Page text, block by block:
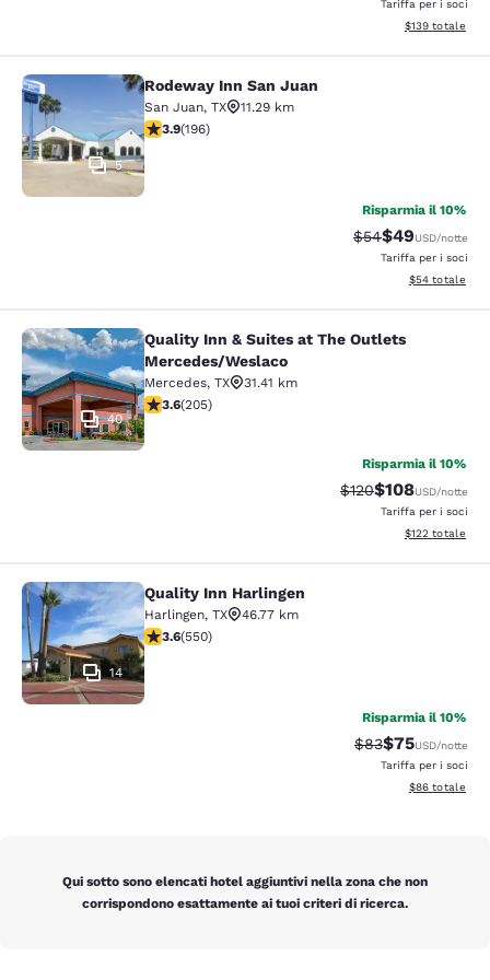
Tariffa per i soci
Visualizza i
$139 totale
Rodeway Inn San Juan
5
Rodeway Inn San Juan
San Juan, TX
11.29 km
Valutazione di 3.91 stelle. Buono. 196 recensioni
3.9(196)
Risparmia il 10%
Tariffa di
$54Tariffa
$49USD/notte
Tariffa per i soci
Visualizza i
$54 totale
Quality Inn & Suites at The Outlets
40
Quality Inn & Suites at The Outlets
Mercedes/Weslaco
Mercedes, TX
31.41 km
Valutazione di 3.56 stelle. Buono. 205 recensioni
3.6(205)
Risparmia il 10%
Tariffa di barratura:
$120Tariffa
$108USD/notte
Tariffa per i soci
Visualizza i
$122 totale
Quality Inn Harlingen
14
Quality Inn Harlingen
Harlingen, TX
46.77 km
Valutazione di 3.58 stelle. Buono. 550 recensioni
3.6(550)
Risparmia il 10%
Tariffa di
$83Tariffa
$75USD/notte
Tariffa per i soci
Visualizza i
$86 totale
Qui sotto sono elencati hotel aggiuntivi nella zona che non
corrispondono esattamente ai tuoi criteri di ricerca.